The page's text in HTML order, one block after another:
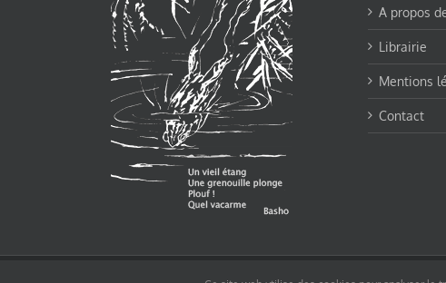
A propos
Librairie
Mentions
Contact